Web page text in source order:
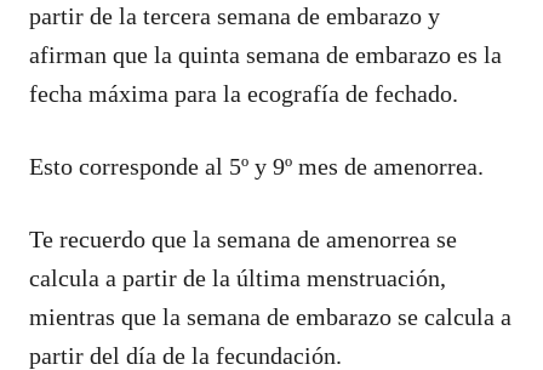
partir de la tercera semana de embarazo y
afirman que la quinta semana de embarazo es la
fecha máxima para la ecografía de fechado.
Esto corresponde al 5º y 9º mes de amenorrea.
Te recuerdo que la semana de amenorrea se
calcula a partir de la última menstruación,
mientras que la semana de embarazo se calcula a
partir del día de la fecundación.